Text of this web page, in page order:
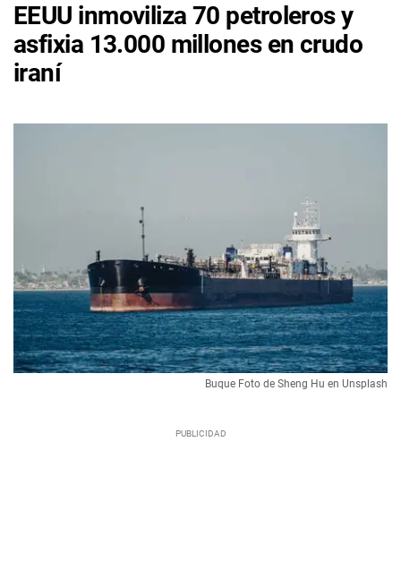
EEUU inmoviliza 70 petroleros y
asfixia 13.000 millones en crudo
iraní
Buque Foto de Sheng Hu en Unsplash